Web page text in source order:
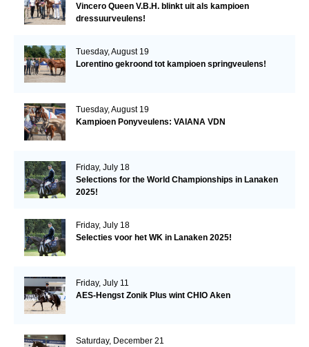
Vincero Queen V.B.H. blinkt uit als kampioen
dressuurveulens!
Tuesday, August 19
Lorentino gekroond tot kampioen springveulens!
Tuesday, August 19
Kampioen Ponyveulens: VAIANA VDN
Friday, July 18
Selections for the World Championships in Lanaken
2025!
Friday, July 18
Selecties voor het WK in Lanaken 2025!
Friday, July 11
AES-Hengst Zonik Plus wint CHIO Aken
Saturday, December 21